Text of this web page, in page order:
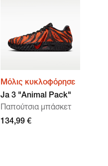
Μόλις κυκλοφόρησε
Ja 3 "Animal Pack"
Παπούτσια μπάσκετ
134,99 €